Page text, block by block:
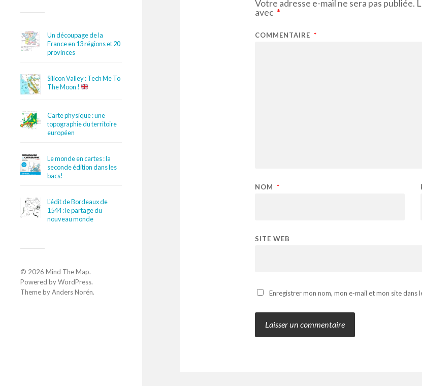
Un découpage de la
France en 13 régions et 20
provinces
Silicon Valley : Tech Me To
The Moon !
Carte physique : une
topographie du territoire
européen
Le monde en cartes : la
seconde édition dans les
bacs!
L'édit de Bordeaux de
1544 : le partage du
nouveau monde
© 2026 Mind The Map.
Powered byWordPress.
Theme byAnders Norén.
Votre adresse e-mail ne sera pas publiée.
avec *
COMMENTAIRE *
NOM *
SITE WEB
Enregistrer mon nom, mon e-mail et mon site